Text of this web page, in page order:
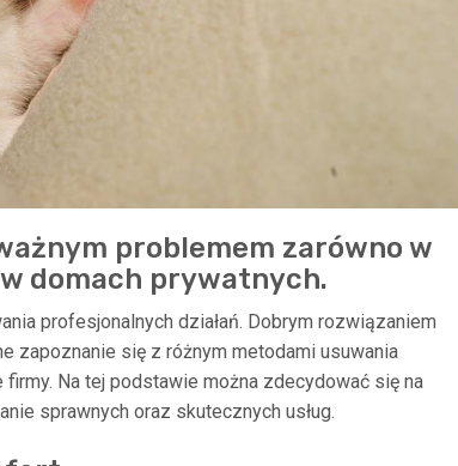
problemem zarówno w
domach prywatnych.
profesjonalnych działań. Dobrym rozwiązaniem
zapoznanie się z różnym metodami usuwania
Na tej podstawie można zdecydować się na
sprawnych oraz skutecznych usług.